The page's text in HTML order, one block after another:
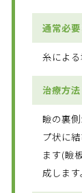
通常必
糸によ
治療方法
瞼の裏
プ状に
ます(瞼
成します